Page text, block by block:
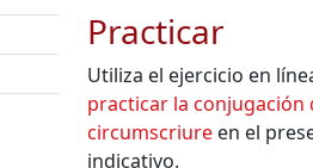
Practicar
Utiliza el ejercicio en
practicar la conjugación
circumscriure en el
indicativo.